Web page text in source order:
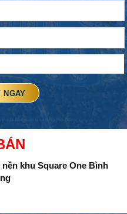
nềnkhu Square One Bình